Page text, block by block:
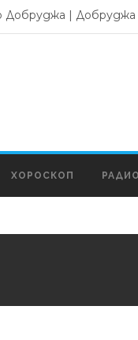
Добруджа | Добруджа
ХОРОСКОП РАДИО